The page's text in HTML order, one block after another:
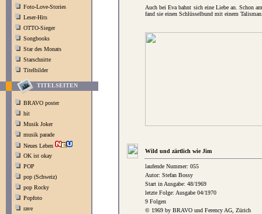
Foto-Love-Stories
Leser-Hits
OTTO-Sieger
Songbooks
Star des Monats
Starschnitte
Titelbilder
TITELSEITEN
BRAVO poster
hit
Musik Joker
musik parade
Neues Leben
OK ist okay
POP
pop (Schweiz)
pop Rocky
Popfoto
rave
Auch bei Eva bahnt sich eine Liebe an. Schon
fand sie einen Schlüsselbund mit einem
Wild und zärtlich wie Jim
laufende Nummer: 055
Autor: Stefan Bossy
Start in Ausgabe: 48/1969
letzte Folge: Ausgabe 04/1970
9 Folgen
© 1969 by BRAVO und Ferency AG, Zürich